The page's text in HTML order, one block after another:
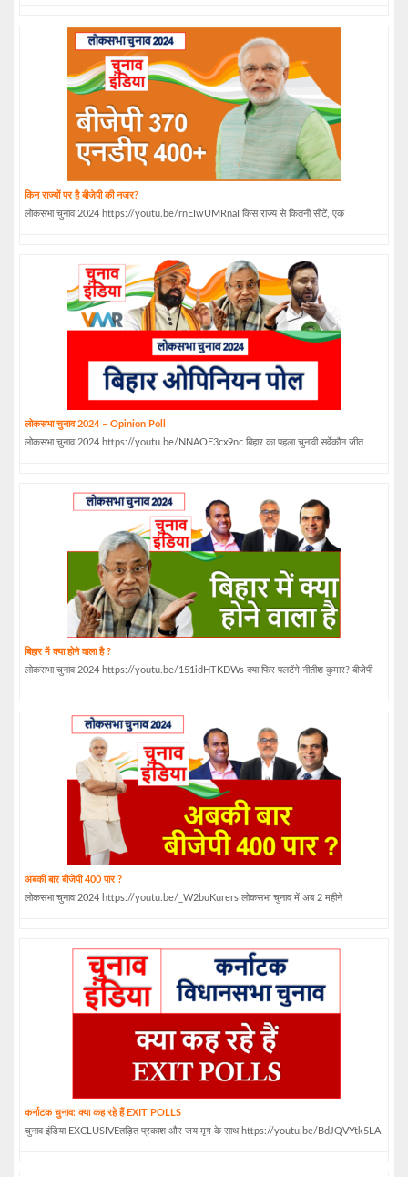
किन राज्यों पर है बीजेपी की नजर?
लोकसभा चुनाव 2024 https://youtu.be/rnEIwUMRnaI किस राज्य से कितनी सीटें, एक
लोकसभा चुनाव 2024 – Opinion Poll
लोकसभा चुनाव 2024 https://youtu.be/NNAOF3cx9nc बिहार का पहला चुनावी सर्वेकौन जीत
बिहार में क्या होने वाला है ?
लोकसभा चुनाव 2024 https://youtu.be/151idHTKDWs क्या फिर पलटेंगे नीतीश कुमार? बीजेपी
अबकी बार बीजेपी 400 पार ?
लोकसभा चुनाव 2024 https://youtu.be/_W2buKurers लोकसभा चुनाव में अब 2 महीने
कर्नाटक चुनाव: क्या कह रहे हैं EXIT POLLS
चुनाव इंडिया EXCLUSIVEतड़ित प्रकाश और जय मृग के साथ https://youtu.be/BdJQVYtk5LA